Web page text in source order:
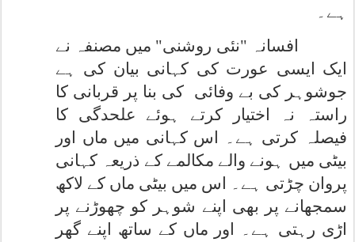
ہے۔
افسانہ "نئی روشنی" میں مصنفہ نے
ایک ایسی عورت کی کہانی بیان کی ہے
جوشوہر کی بے وفائی کی بنا پر قربانی کا
راستہ نہ اختیار کرتے ہوئے علحدگی کا
فیصلہ کرتی ہے۔ اس کہانی میں ماں اور
بیٹی میں ہونے والے مکالمے کے ذریعہ کہانی
پروان چڑتی ہے۔ اس میں بیٹی ماں کے لاکھ
سمجھانے پر بھی اپنے شوہر کو چھوڑنے پر
اڑی رہتی ہے۔ اور ماں کے ساتھ اپنے گھر